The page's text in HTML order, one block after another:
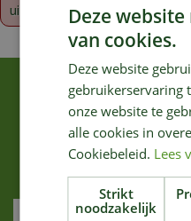
t
n
uitgeschakeld. Ga terug naar
Wilt u maximaal 1x per
Meld u
Wij slaan uw gegevens
Deze
van cookies.
Deze website
gebruikerservaring
onze website te
alle cookies in
Cookiebeleid. Lees
Strikt
noodzakelijk